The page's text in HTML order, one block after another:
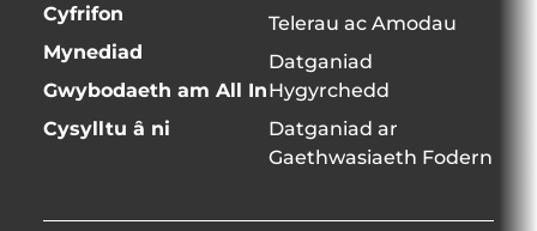
Cyfrifon
Mynediad
Gwybodaeth am All In
Cysylltu â ni
Telerau ac Amodau
Datganiad
Hygyrchedd
Datganiad ar
Gaethwasiaeth Fodern